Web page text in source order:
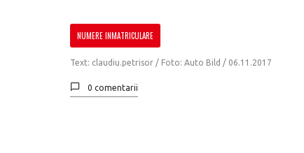
NUMERE INMATRICULARE
Text: claudiu.petrisor / Foto: Auto Bild / 06.11.2017
0 comentarii